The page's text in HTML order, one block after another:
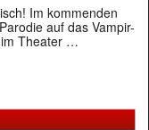
Im kommenden
auf das Vampir-
Theater …